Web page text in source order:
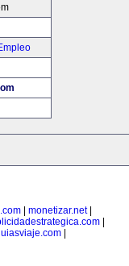
monetizar.net|
|